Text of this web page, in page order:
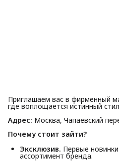
Приглашаем вас в фирменный
где воплощается истинный
Адрес: Москва, Чапаевский
Почему стоит зайти?
Эксклюзив. Первые
ассортимент бренда.